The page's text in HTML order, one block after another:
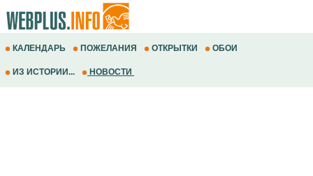
КАЛЕНДАРЬ ПОЖЕЛАНИЯ ОТКРЫТКИ ОБОИ
ИЗ ИСТОРИИ... НОВОСТИ